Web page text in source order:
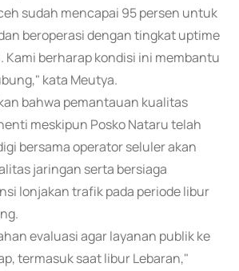
sudah mencapai 95 persen untuk
beroperasi dengan tingkat uptime
Kami berharap kondisi ini membantu
kata Meutya.
bahwa pemantauan kualitas
meskipun Posko Nataru telah
bersama operator seluler akan
jaringan serta bersiaga
lonjakan trafik pada periode libur
evaluasi agar layanan publik ke
termasuk saat libur Lebaran,"